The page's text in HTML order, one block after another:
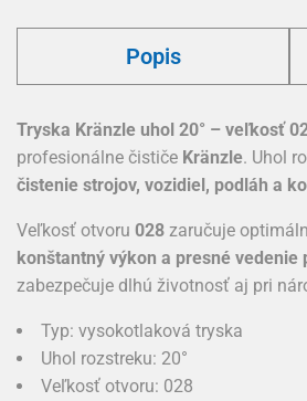
Popis
Tryska Kränzle uhol 20° – veľkosť
profesionálne čističe Kränzle. Uhol
čistenie strojov, vozidiel, podláh a
Veľkosť otvoru 028 zaručuje
konštantný výkon a presné vedenie
zabezpečuje dlhú životnosť aj pri
Typ: vysokotlaková tryska
Uhol rozstreku: 20°
Veľkosť otvoru: 028